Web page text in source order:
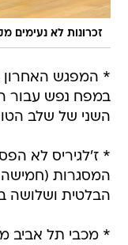
זכרונות לא נעימים
* המפגש האחרון
השני של שלב הטופ 16 בעונת
* ז'לגיריס לא
המסגרות (חמישה
הבלטית ושלושה
* מכבי תל אביב